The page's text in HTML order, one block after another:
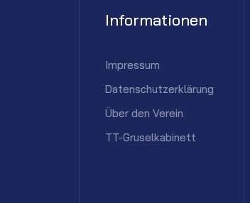
Informationen
Impressum
Datenschutzerklärung
Über den Verein
TT-Gruselkabinett